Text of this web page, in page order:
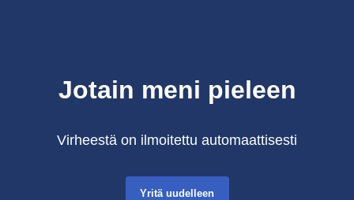
Jotain meni pieleen
Virheestä on ilmoitettu automaattisesti
Yritä uudelleen